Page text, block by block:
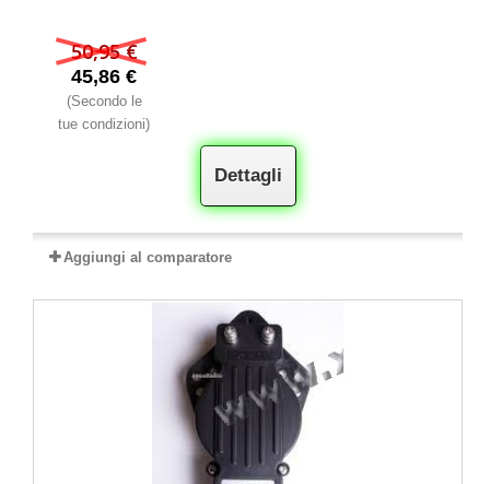
50,95 €
45,86 €
(Secondo le
tue condizioni)
Dettagli
Aggiungi al comparatore